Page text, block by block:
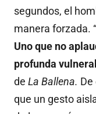
segundos, el
manera forzada. “
Uno que no
profunda
de La Ballena.
que un gesto